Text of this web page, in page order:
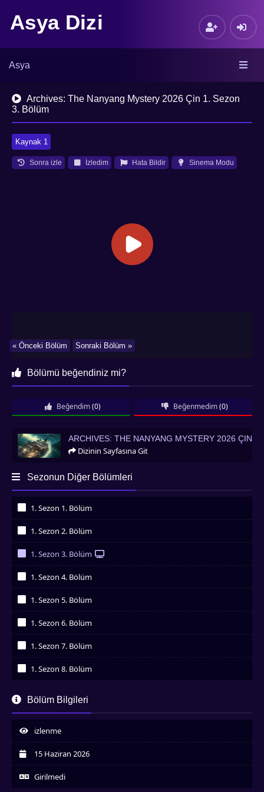
Asya Dizi
Asya
Archives: The Nanyang Mystery 2026 Çin 1. Sezon
3. Bölüm
Kaynak 1
Sonra izle İzledim Hata Bildir Sinema Modu
Sonraki Bölüm »
« Önceki Bölüm
Bölümü beğendiniz mi?
Beğendim (0) Beğenmedim (0)
Archives: The Nanyang Mystery 2026 Çin
ARCHIVES: THE NANYANG MYSTERY 2026 ÇIN
Dizinin Sayfasına Git
Sezonun Diğer Bölümleri
1. Sezon 1. Bölüm
1. Sezon 2. Bölüm
1. Sezon 3. Bölüm
1. Sezon 4. Bölüm
1. Sezon 5. Bölüm
1. Sezon 6. Bölüm
1. Sezon 7. Bölüm
1. Sezon 8. Bölüm
İzledim
İzledim
1. Sezon 10. Bölüm
İzledim
İzledim
Bölüm Bilgileri
izlenme
15 Haziran 2026
Girilmedi